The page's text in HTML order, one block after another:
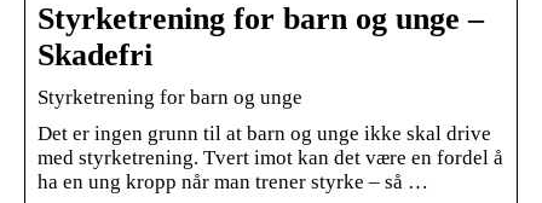
Styrketrening for barn og unge –
Skadefri
Styrketrening for barn og unge
Det er ingen grunn til at barn og unge ikke skal drive
med styrketrening. Tvert imot kan det være en fordel å
ha en ung kropp når man trener styrke – så …